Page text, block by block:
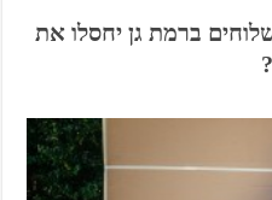
ברמת גן יחסלו את